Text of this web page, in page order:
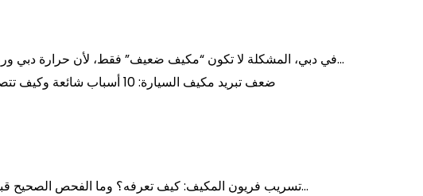
في دبي، المشكلة لا تكون “مكيف ضعيف” فقط، لأن حرارة دبي ورطوبتها ترفعان الحمل على نظام التكييف، وأي نقص بسيط في الكفاءة يظهر فورًا داخل المقصورة خصوصًا في الزحام. أغسطس…
on ضعف تبريد مكيف السيارة: 10 أسباب شائعة وكيف تتصرف بسرعة؟
تسريب فريون المكيف: كيف تعرفه؟ وما الفحص الصحيح قبل التعبئة؟ إذا كنت تكرر تعبئة فريون خلال فترة قصيرة، فأنت غالبًا لا تحتاج “تعبئة جديدة”… بل تحتاج كشف تسريب وإصلاحه. لأن…